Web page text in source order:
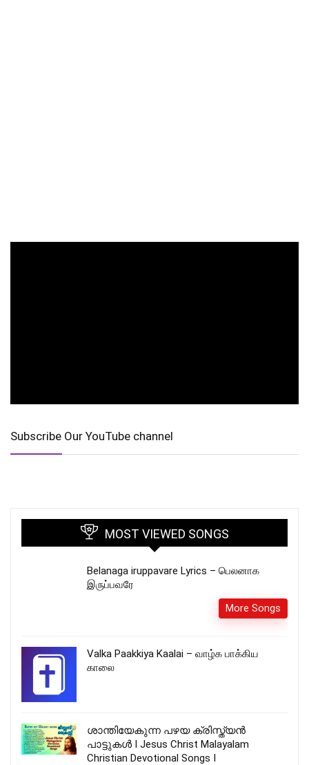
Subscribe Our YouTube channel
MOST VIEWED SONGS
Belanaga iruppavare Lyrics – பெலனாக
இருப்பவரே
More Songs
Valka Paakkiya Kaalai – வாழ்க பாக்கிய
காலை
ശാന്തിയേകുന്ന പഴയ ക്രിസ്ത്യന്‍
പാട്ടുകള്‍ I Jesus Christ Malayalam
Christian Devotional Songs I